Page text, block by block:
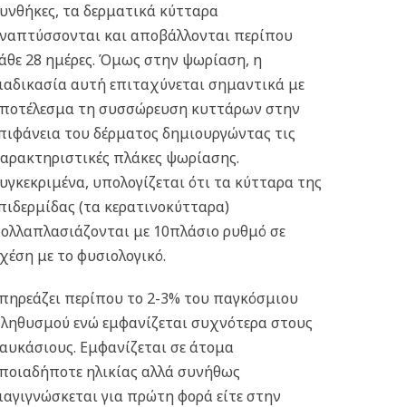
τα δερματικά κύτταρα
και αποβάλλονται περίπου
28 ημέρες. Όμως στην ψωρίαση, η
αυτή επιταχύνεται σημαντικά με
τη συσσώρευση κυττάρων στην
του δέρματος δημιουργώντας τις
πλάκες ψωρίασης.
υπολογίζεται ότι τα κύτταρα της
(τα κερατινοκύτταρα)
με 10πλάσιο ρυθμό σε
με το φυσιολογικό.
περίπου το 2-3% του παγκόσμιου
ενώ εμφανίζεται συχνότερα στους
Εμφανίζεται σε άτομα
ηλικίας αλλά συνήθως
για πρώτη φορά είτε στην